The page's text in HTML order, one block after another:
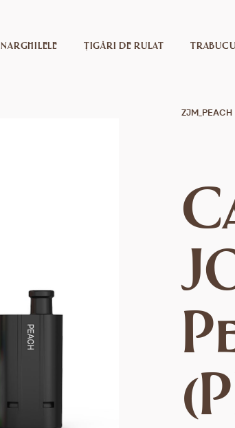
NARGHILELE ȚIGĂRI DE RULAT
ZJM_PEACH